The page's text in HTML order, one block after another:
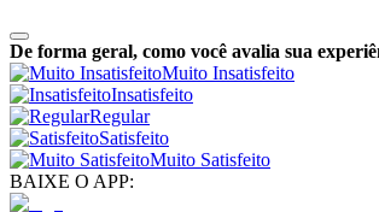
De forma geral, como você avalia sua
Muito Insatisfeito
Insatisfeito
Regular
Satisfeito
Muito Satisfeito
BAIXE O APP: